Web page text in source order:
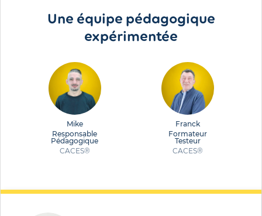
Une équipe pédagogique
expérimentée
Mike
Responsable
Pédagogique
CACES®
Franck
Formateur
Testeur
CACES®